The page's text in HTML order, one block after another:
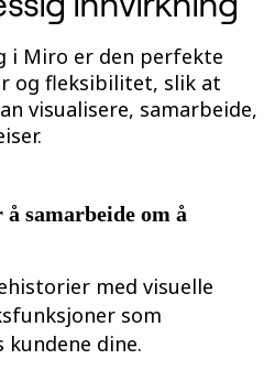
tjenester
og farmasøytisk
og drift
i Miro er den perfekte
og fleksibilitet, slik at
visualisere, samarbeide,
å samarbeide om å
med visuelle
som
dine.